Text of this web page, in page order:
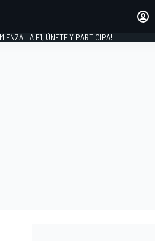
LA F1, ÚNETE Y PARTICIPA!